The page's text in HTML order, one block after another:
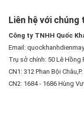
Liên hệ với chúng
Công ty TNHH Quốc
Email:
Trụ sở chính: 50 Lê Hồng
CN1: 312 Phan Bội
CN2: 1684 - 1686 Hùng